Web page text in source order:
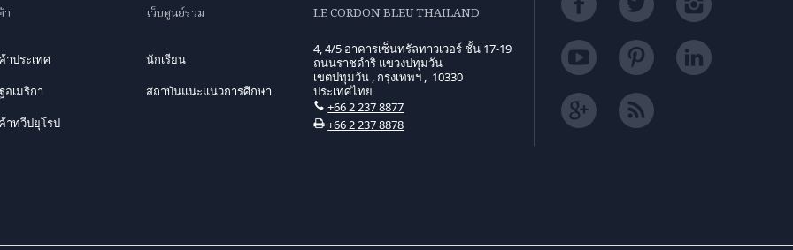
า
าประเทศ
อเมริกา
าทวีปยุโรป
เว็บศูนย์รวม
นักเรียน
สถาบันแนะแนวการศึกษา
LE CORDON BLEU THAILAND
4, 4/5 อาคารเซ็นทรัลทาวเวอร์ ชั้น 17-19
ถนนราชดำริ แขวงปทุมวัน
เขตปทุมวัน , กรุงเทพฯ , 10330
ประเทศไทย
+66 2 237 8877
+66 2 237 8878